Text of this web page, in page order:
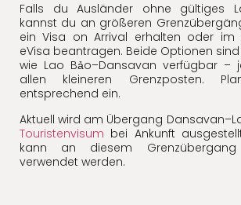
Falls du Ausländer ohne gültiges
kannst du an größeren
ein Visa on Arrival erhalten oder im
eVisa beantragen. Beide Optionen
wie Lao Bảo–Dansavan verfügbar –
allen kleineren Grenzposten.
entsprechend ein.
Aktuell wird am Übergang
Touristenvisum bei Ankunft
kann an diesem
verwendet werden.